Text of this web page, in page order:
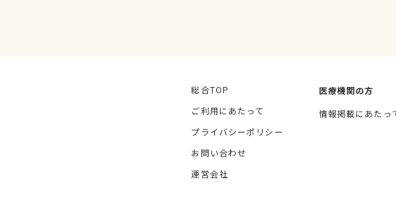
総合TOP
ご利用にあたって
プライバシーポリシー
お問い合わせ
運営会社
医療機関の方
情報掲載にあたっ